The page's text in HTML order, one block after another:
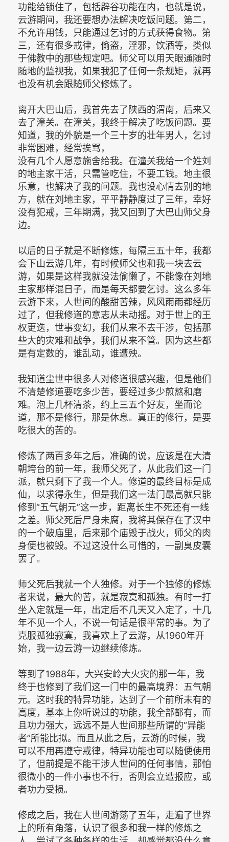
功能给锁住了，包括辟谷功能在内，也就是说，
云游期间，我还要想办法解决吃饭问题。第二，
不允许用钱，只能通过乞讨的方式获得食物。第
三，还有很多戒律，偷盗，淫邪，饮酒等，类似
于佛教中的那些规定吧。师父可以用天眼通随时
随地的监视我，如果我犯了任何一条规矩，就再
也没有机会跟随师父修炼了。
离开大巴山后，我首先去了陕西的渭南，后来又
去了潼关。在潼关，我终于解决了吃饭问题。要
知道，我的外貌是一个三十岁的壮年男人，乞讨
非常困难，经常挨骂，
没有几个人愿意施舍给我。在潼关我给一个姓刘
的地主家干活，只需管吃住，不要工钱。地主很
乐意，也解决了我的问题。我也没心情去别的地
方，就在刘地主家，平平静静度过了三年，幸好
没有犯戒，三年期满，我又回到了大巴山师父身
边。
以后的日子就是不断修炼，每隔三五十年，我都
会下山云游几年，有时候师父也和我一块去云
游，如果是这样我就没法偷懒了，不能像在刘地
主家那样混日子，而是每天都要乞讨。这么多年
云游下来，人世间的酸甜苦辣，风风雨雨都经历
过了，但我修道的意志从未动摇。对于世上的王
权更迭，世事变幻，我们从来不去干涉，包括那
些大的灾难和战争，我们从来不管。因为这些都
是有定数的，谁乱动，谁遭殃。
我知道尘世中很多人对修道很感兴趣，但是他们
不清楚修道要吃多少苦，要经过多少煎熬和磨
难。泡上几杯清茶，约上三五个好友，坐而论
道，那不是修行，那是休息。真正的修行，是要
吃很大的苦的。
修炼了两百多年之后，准确的说，应该是在大清
朝垮台的前一年，我师父死了，从此我们这一门
派，就只剩下了我一个人。修道的最终目标是成
仙，以求得永生，但是我们这一法门最高就只能
修到“五气朝元”这一步，距离长生不死还有一线
之差。师父死后尸身未腐，我将其保存在了汉中
的一个破庙里，后来那个庙毁于战火，师父的肉
身便也被毁。不过这没什么可惜的，一副臭皮囊
罢了。
师父死后我就一个人独修。对于一个独修的修炼
者来说，最大的苦，就是寂寞和孤独。有时一打
坐入定就是一年，出定后不几天又入定了，十几
年不见一个人，不说一句话是很平常的事。为了
克服孤独寂寞，我喜欢上了云游，从1960年开
始，我一边云游一边继续修炼。
等到了1988年，大兴安岭大火灾的那一年，我
终于也修到了我们这一门中的最高境界：五气朝
元。这时我的特异功能，达到了一个前所未有的
高度，基本上你听说过的功能，我全部都有，而
且功力强大，远远不是人世间那些所谓的“异能
者”所能比拟。而且从此之后，云游的时候，我
可以不用再遵守戒律，特异功能也可以随便使用
了，但前提是不能干涉人世间的任何事情，那怕
很微小的一件小事也不行，否则会立遭报应，或
者功力受损。
修成之后，我在人世间游荡了五年，走遍了世界
上的所有角落，认识了很多和我一样的修炼之